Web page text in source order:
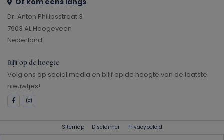
Of kom eens langs
Dr. Anton Philipsstraat 3
7903 AL Hoogeveen
Nederland
Blijf op de hoogte
Volg ons op social media en blijf op de hoogte van de laatste
nieuwtjes!
Sitemap Disclaimer Privacybeleid